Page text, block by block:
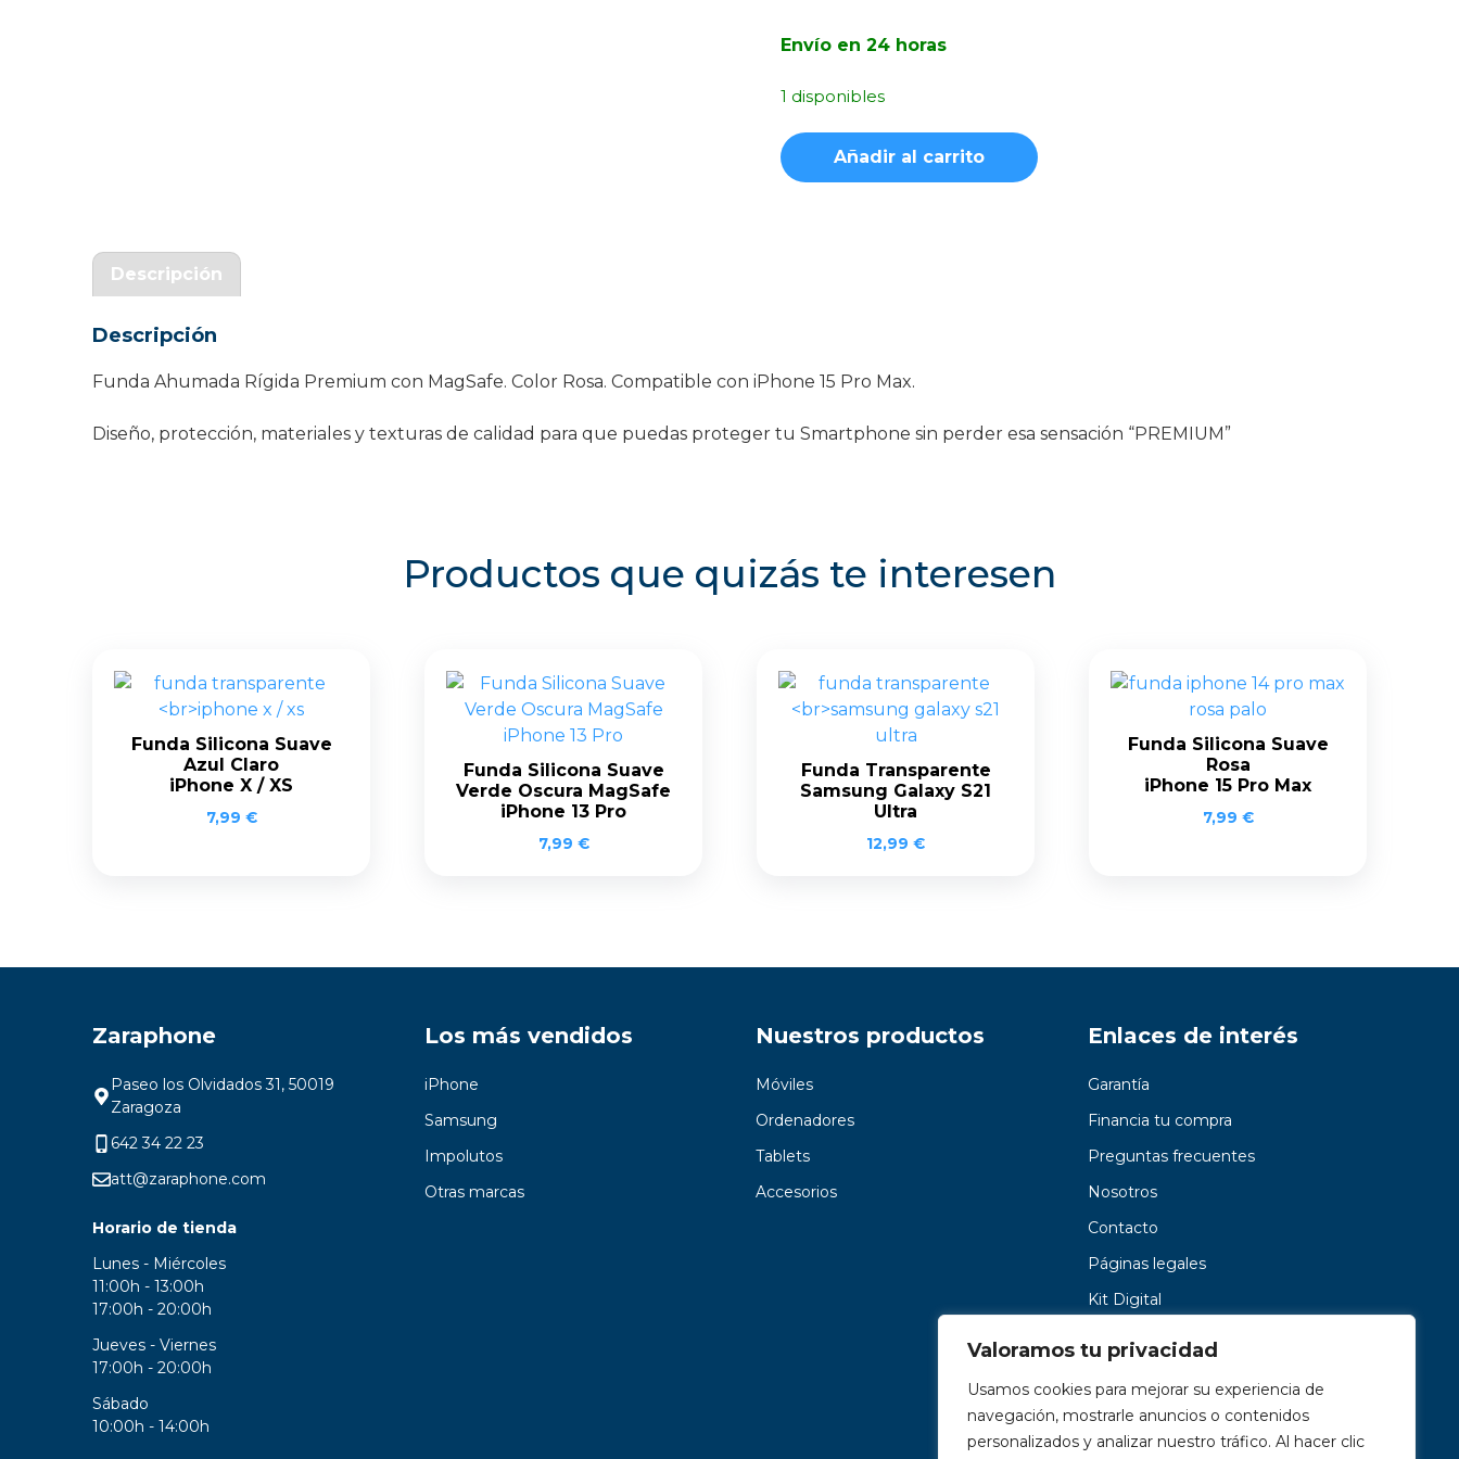
Valoramos tu privacidad
Usamos cookies para mejorar su experiencia de
navegación, mostrarle anuncios o contenidos
personalizados y analizar nuestro tráfico. Al hacer clic
Envío en 24 horas
1 disponibles
Funda
Ahumada
Añadir al carrito
Descripción
Descripción
Funda Ahumada Rígida Premium con MagSafe. Color Rosa. Compatible con iPhone 15 Pro Max.
Diseño, protección, materiales y texturas de calidad para que puedas proteger tu Smartphone sin perder esa sensación “PREMIUM”
Productos que quizás te interesen
Funda Silicona Suave
Azul Claro
iPhone X / XS
7,99 €
Funda Silicona Suave
Verde Oscura MagSafe
iPhone 13 Pro
7,99 €
Funda Transparente
Samsung Galaxy S21
Ultra
12,99 €
Funda Silicona Suave
Rosa
iPhone 15 Pro Max
7,99 €
Zaraphone
Paseo los Olvidados 31, 50019
Zaragoza
642 34 22 23
att@zaraphone.com
Horario de tienda
Lunes - Miércoles
11:00h - 13:00h
17:00h - 20:00h
Jueves - Viernes
17:00h - 20:00h
Sábado
10:00h - 14:00h
Los más vendidos
iPhone
Samsung
Impolutos
Otras marcas
Nuestros productos
Móviles
Ordenadores
Tablets
Accesorios
Enlaces de interés
Garantía
Financia tu compra
Preguntas frecuentes
Nosotros
Contacto
Páginas legales
Kit Digital